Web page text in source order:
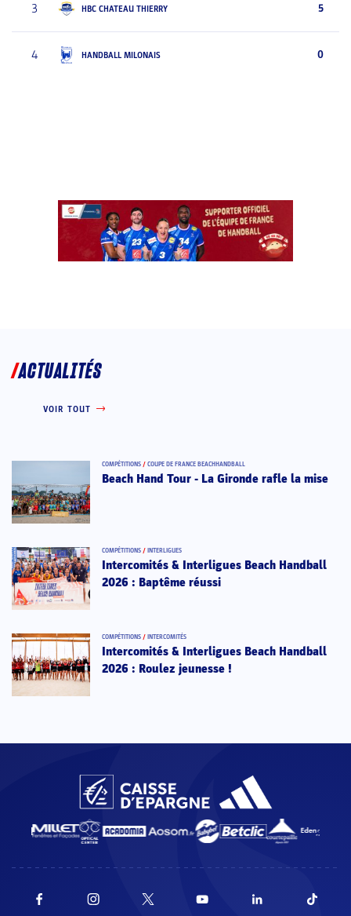
3 HBC CHATEAU THIERRY 5
4 HANDBALL MILONAIS 0
ACTUALITÉS
VOIR TOUT
COMPÉTITIONS / COUPE DE FRANCE BEACHHANDBALL
Beach Hand Tour - La Gironde rafle la mise
COMPÉTITIONS / INTERLIGUES
Intercomités & Interligues Beach Handball
2026 : Baptême réussi
COMPÉTITIONS / INTERCOMITÉS
Intercomités & Interligues Beach Handball
2026 : Roulez jeunesse !